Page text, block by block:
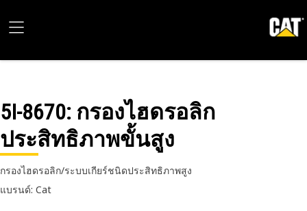
5I-8670: กรองไฮดรอลิก
ประสิทธิภาพขั้นสูง
กรองไฮดรอลิก/ระบบเกียร์ชนิดประสิทธิภาพสูง
แบรนด์: Cat